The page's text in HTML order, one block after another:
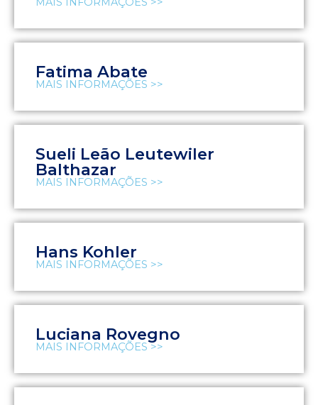
Fatima Abate
MAIS INFORMAÇÕES >>
Sueli Leão Leutewiler
Balthazar
MAIS INFORMAÇÕES >>
Hans Kohler
MAIS INFORMAÇÕES >>
Luciana Rovegno
MAIS INFORMAÇÕES >>